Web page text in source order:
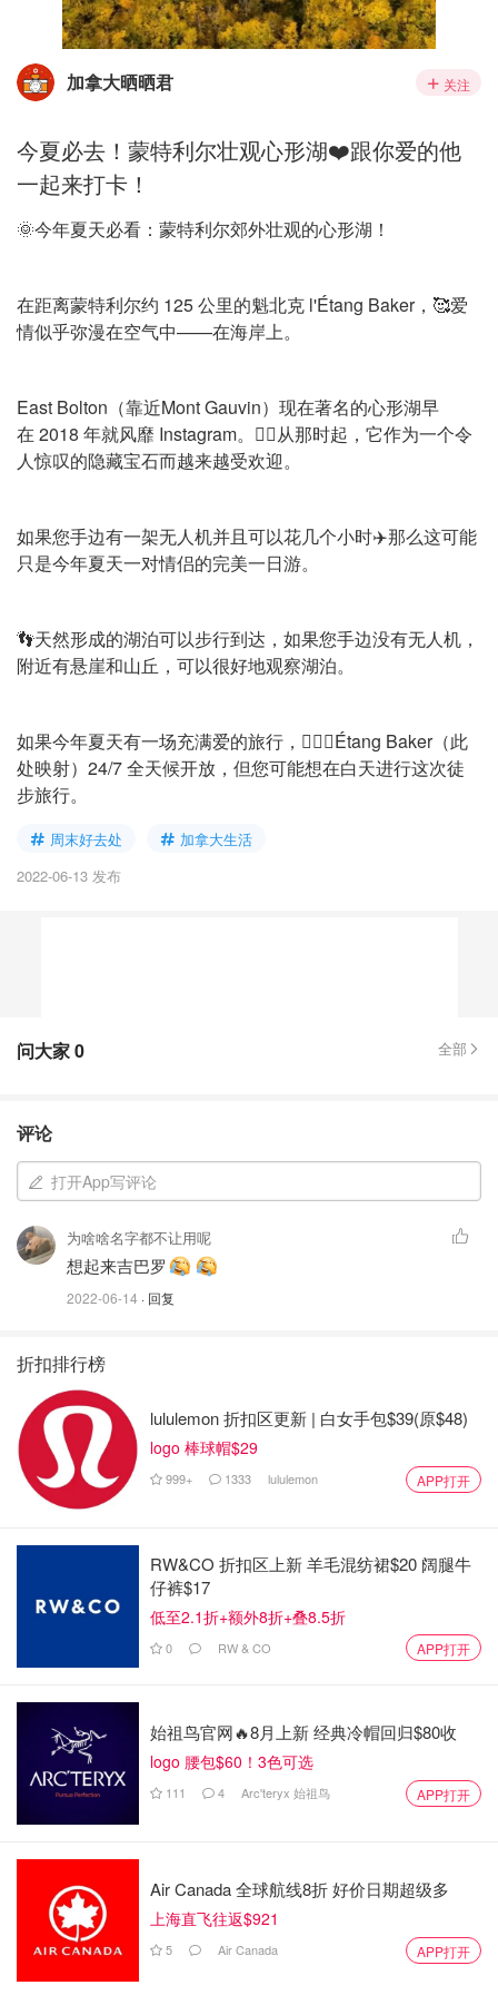
加拿大晒晒君 关注
今夏必去！蒙特利尔壮观心形湖❤️跟你爱的他
一起来打卡！
🌞今年夏天必看：蒙特利尔郊外壮观的心形湖！
在距离蒙特利尔约 125 公里的魁北克 l'Étang Baker，🥰爱
情似乎弥漫在空气中——在海岸上。
East Bolton（靠近Mont Gauvin）现在著名的心形湖早
在 2018 年就风靡 Instagram。👉🏻从那时起，它作为一个令
人惊叹的隐藏宝石而越来越受欢迎。
如果您手边有一架无人机并且可以花几个小时✈️那么这可能
只是今年夏天一对情侣的完美一日游。
👣天然形成的湖泊可以步行到达，如果您手边没有无人机，
附近有悬崖和山丘，可以很好地观察湖泊。
如果今年夏天有一场充满爱的旅行，🧚🏻‍♀️Étang Baker（此
处映射）24/7 全天候开放，但您可能想在白天进行这次徒
步旅行。
周末好去处
加拿大生活
2022-06-13 发布
问大家0 全部
评论
打开App写评论
为啥啥名字都不让用呢
想起来吉巴罗
2022-06-14 · 回复
折扣排行榜
lululemon 折扣区更新 | 白女手包$39(原$48)
logo 棒球帽$29
999+ 1333 lululemon APP打开
RW&CO 折扣区上新 羊毛混纺裙$20 阔腿牛
仔裤$17
低至2.1折+额外8折+叠8.5折
0 RW & CO APP打开
始祖鸟官网🔥8月上新 经典冷帽回归$80收
logo 腰包$60！3色可选
111 4 Arc'teryx 始祖鸟 APP打开
Air Canada 全球航线8折 好价日期超级多
上海直飞往返$921
5 Air Canada APP打开